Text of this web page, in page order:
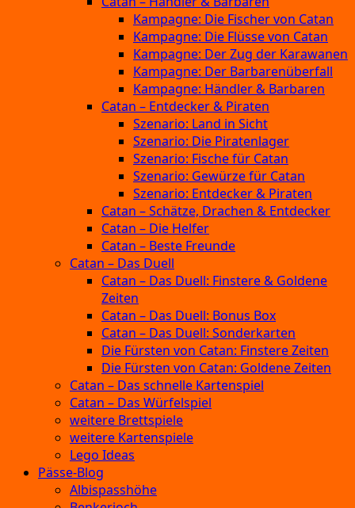
Kampagne: Die Fischer von Catan
Kampagne: Die Flüsse von Catan
Kampagne: Der Zug der Karawanen
Kampagne: Der Barbarenüberfall
Kampagne: Händler & Barbaren
Catan – Entdecker & Piraten
Szenario: Land in Sicht
Szenario: Die Piratenlager
Szenario: Fische für Catan
Szenario: Gewürze für Catan
Szenario: Entdecker & Piraten
Catan – Schätze, Drachen & Entdecker
Catan – Die Helfer
Catan – Beste Freunde
Catan – Das Duell
Catan – Das Duell: Finstere & Goldene
Zeiten
Catan – Das Duell: Bonus Box
Catan – Das Duell: Sonderkarten
Die Fürsten von Catan: Finstere Zeiten
Die Fürsten von Catan: Goldene Zeiten
Catan – Das schnelle Kartenspiel
Catan – Das Würfelspiel
weitere Brettspiele
weitere Kartenspiele
Lego Ideas
Pässe-Blog
Albispasshöhe